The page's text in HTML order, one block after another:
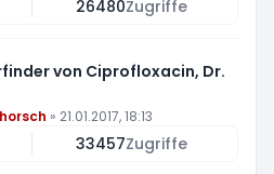
26480Zugriffe
von Ciprofloxacin, Dr.
» 21.01.2017, 18:13
33457Zugriffe